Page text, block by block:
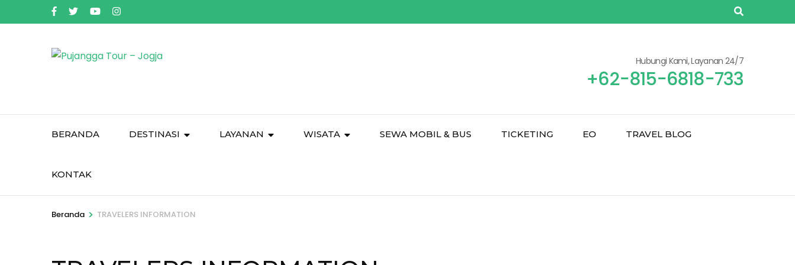
to
Hubungi Kami, Layanan 24/7
+62-815-6818-733
BERANDA DESTINASI LAYANAN WISATA SEWA MOBIL & BUS TICKETING EO TRAVEL BLOG
KONTAK
Beranda > TRAVELERS INFORMATION